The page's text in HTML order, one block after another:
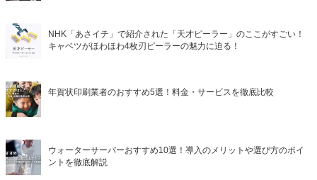
NHK「あさイチ」で紹介された「天才ピーラー」のここがすごい！
キャベツがほわほわ4枚刃ピーラーの魅力に迫る！
年賀状印刷業者のおすすめ5選！料金・サービスを徹底比較
ウォーターサーバーおすすめ10選！導入のメリットや選び方のポイ
ントを徹底解説